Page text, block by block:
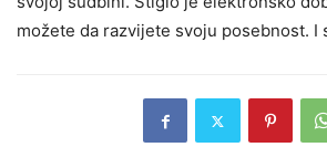
možete da razvijete svoju posebnost. I